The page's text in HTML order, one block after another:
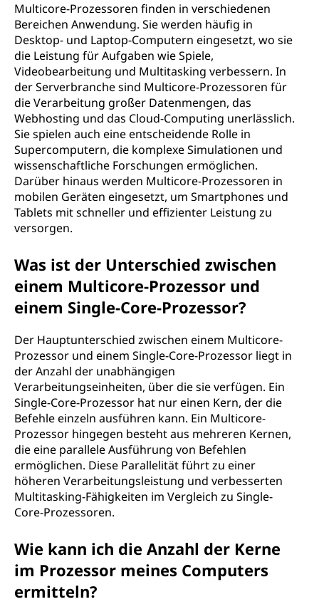
Multicore-Prozessoren finden in verschiedenen
Bereichen Anwendung. Sie werden häufig in
Desktop- und Laptop-Computern eingesetzt, wo sie
die Leistung für Aufgaben wie Spiele,
Videobearbeitung und Multitasking verbessern. In
der Serverbranche sind Multicore-Prozessoren für
die Verarbeitung großer Datenmengen, das
Webhosting und das Cloud-Computing unerlässlich.
Sie spielen auch eine entscheidende Rolle in
Supercomputern, die komplexe Simulationen und
wissenschaftliche Forschungen ermöglichen.
Darüber hinaus werden Multicore-Prozessoren in
mobilen Geräten eingesetzt, um Smartphones und
Tablets mit schneller und effizienter Leistung zu
versorgen.
Was ist der Unterschied zwischen
einem Multicore-Prozessor und
einem Single-Core-Prozessor?
Der Hauptunterschied zwischen einem Multicore-
Prozessor und einem Single-Core-Prozessor liegt in
der Anzahl der unabhängigen
Verarbeitungseinheiten, über die sie verfügen. Ein
Single-Core-Prozessor hat nur einen Kern, der die
Befehle einzeln ausführen kann. Ein Multicore-
Prozessor hingegen besteht aus mehreren Kernen,
die eine parallele Ausführung von Befehlen
ermöglichen. Diese Parallelität führt zu einer
höheren Verarbeitungsleistung und verbesserten
Multitasking-Fähigkeiten im Vergleich zu Single-
Core-Prozessoren.
Wie kann ich die Anzahl der Kerne
im Prozessor meines Computers
ermitteln?